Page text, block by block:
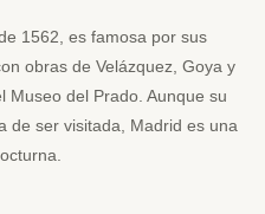
1562, es famosa por sus
obras de Velázquez, Goya y
Museo del Prado. Aunque su
de ser visitada, Madrid es una